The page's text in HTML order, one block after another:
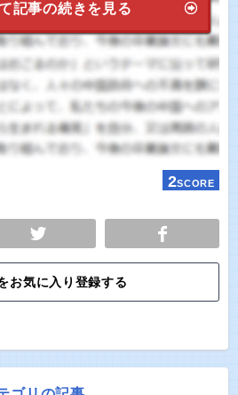
記事の続きを見る
2SCORE
お気に入り登録する